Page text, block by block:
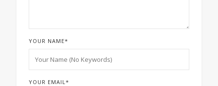
YOUR NAME*
YOUR EMAIL *